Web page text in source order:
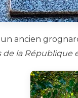
ancien
la République